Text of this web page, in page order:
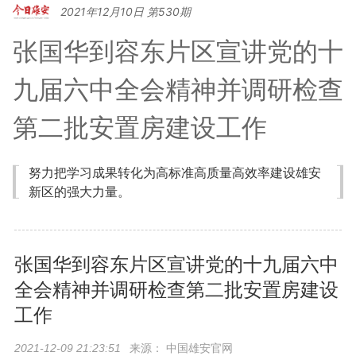
2021年12月10日 第530期
张国华到容东片区宣讲党的十
九届六中全会精神并调研检查
第二批安置房建设工作
努力把学习成果转化为高标准高质量高效率建设雄安
新区的强大力量。
张国华到容东片区宣讲党的十九届六中
全会精神并调研检查第二批安置房建设
工作
2021-12-09 21:23:51 来源： 中国雄安官网